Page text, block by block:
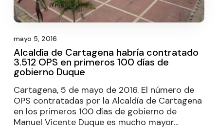
mayo 5, 2016
Alcaldía de Cartagena habría contratado
3.512 OPS en primeros 100 días de
gobierno Duque
Cartagena, 5 de mayo de 2016. El número de
OPS contratadas por la Alcaldía de Cartagena
en los primeros 100 días de gobierno de
Manuel Vicente Duque es mucho mayor…